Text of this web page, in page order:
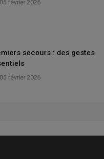
05 février 2026
secours : des gestes
05 février 2026